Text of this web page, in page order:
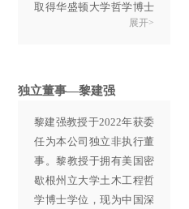
取得华盛顿大学哲学博士
任香港地方志基金会秘书
任，并自2005年起担任岭
南大学香港与华南历史研
究部主任。刘教授亦为香
港立法会现任议员。
由2014年至现时，刘教授
展开>
独立董事—黎建强
黎建强教授于2022年获委
任为本公司独立非执行董
事。黎教授于拥有美国密
歇根州立大学土木工程哲
学博士学位，现为中国深